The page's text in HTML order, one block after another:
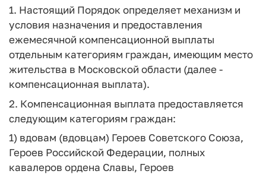
1. Настоящий Порядок определяет механизм и
условия назначения и предоставления
ежемесячной компенсационной выплаты
отдельным категориям граждан, имеющим место
жительства в Московской области (далее -
компенсационная выплата).
2. Компенсационная выплата предоставляется
следующим категориям граждан:
1) вдовам (вдовцам) Героев Советского Союза,
Героев Российской Федерации, полных
кавалеров ордена Славы, Героев